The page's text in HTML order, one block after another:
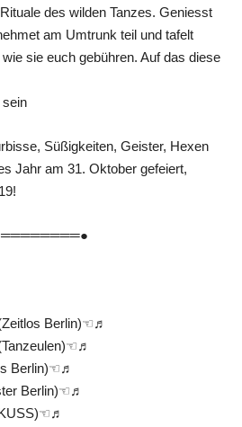
des wilden Tanzes. Geniesst
am Umtrunk teil und tafelt
sie euch gebühren. Auf das diese
Süßigkeiten, Geister, Hexen
Jahr am 31. Oktober gefeiert,
Berlin)☜♬
Berlin)☜♬
Berlin)☜♬